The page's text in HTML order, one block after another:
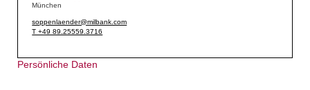
München
soppenlaender@milbank.com
T +49 89.25559.3716
Persönliche Daten